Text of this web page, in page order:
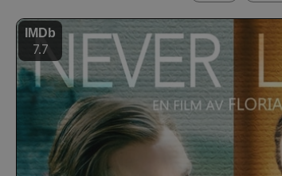
IMDb
7.7